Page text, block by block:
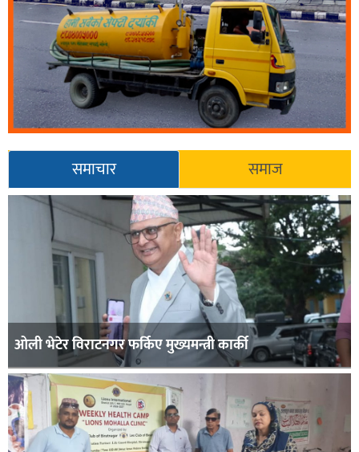
समाचार समाज
ओली भेटेर विराटनगर फर्किए मुख्यमन्त्री कार्की